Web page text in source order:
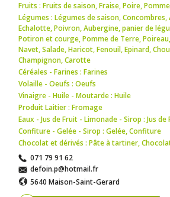
Fruits : Fruits de saison,Fraise,Poire,Pomme
Légumes : Légumes de saison,Concombres,
Echalotte,Poivron,Aubergine,panier de
Potiron et courge,Pomme de Terre,Poireau
Navet,Salade,Haricot,Fenouil,Epinard,
Champignon,Carotte
Céréales - Farines : Farines
Volaille - Oeufs : Oeufs
Vinaigre - Huile - Moutarde : Huile
Produit Laitier : Fromage
Eaux - Jus de Fruit - Limonade - Sirop : Jus de
Confiture - Gelée - Sirop : Gelée,Confiture
Chocolat et dérivés : Pâte à tartiner,
071 79 91 62
defoin.p@hotmail.fr
5640 Maison-Saint-Gerard